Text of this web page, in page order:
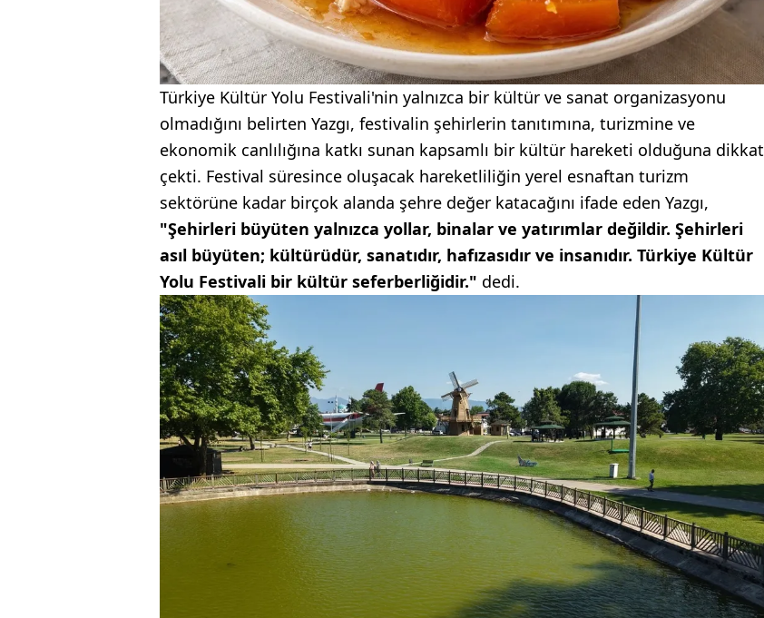
Türkiye Kültür Yolu Festivali'nin yalnızca bir kültür ve sanat organizasyonu
olmadığını belirten Yazgı, festivalin şehirlerin tanıtımına, turizmine ve
ekonomik canlılığına katkı sunan kapsamlı bir kültür hareketi olduğuna dikkat
çekti. Festival süresince oluşacak hareketliliğin yerel esnaftan turizm
sektörüne kadar birçok alanda şehre değer katacağını ifade eden Yazgı,
"Şehirleri büyüten yalnızca yollar, binalar ve yatırımlar değildir. Şehirleri
asıl büyüten; kültürüdür, sanatıdır, hafızasıdır ve insanıdır. Türkiye Kültür
Yolu Festivali bir kültür seferberliğidir." dedi.